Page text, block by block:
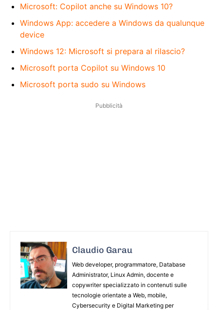
Microsoft: Copilot anche su Windows 10?
Windows App: accedere a Windows da qualunque
device
Windows 12: Microsoft si prepara al rilascio?
Microsoft porta Copilot su Windows 10
Microsoft porta sudo su Windows
Pubblicità
Claudio Garau
Web developer, programmatore, Database
Administrator, Linux Admin, docente e
copywriter specializzato in contenuti sulle
tecnologie orientate a Web, mobile,
Cybersecurity e Digital Marketing per